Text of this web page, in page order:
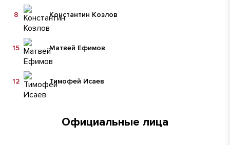
Константин Козлов
8
Матвей Ефимов
15
Тимофей Исаев
12
Официальные лица